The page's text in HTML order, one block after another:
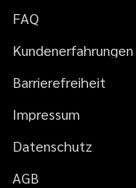
FAQ
Kundenerfahrungen
Barrierefreiheit
Impressum
Datenschutz
AGB